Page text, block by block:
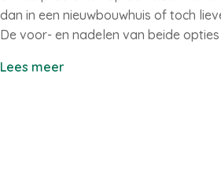
dan in een nieuwbouwhuis of toch
De voor- en nadelen van beide
Lees meer